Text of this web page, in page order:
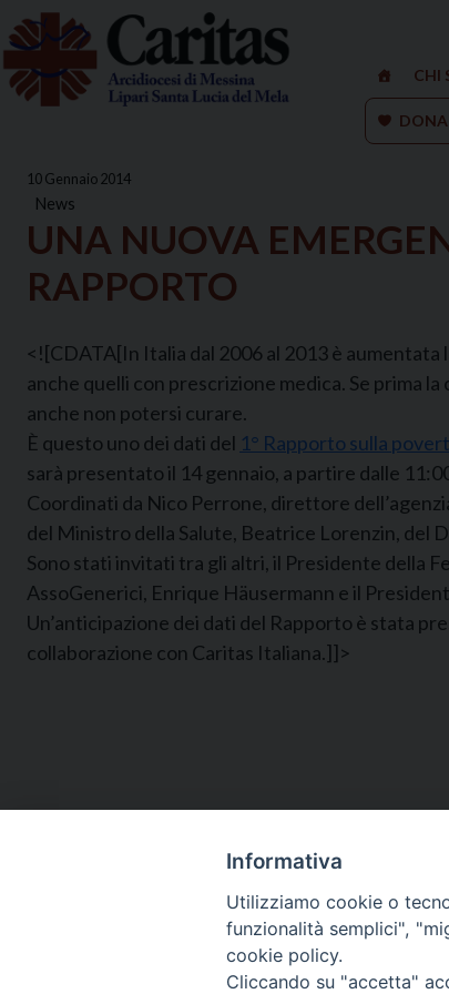
Skip
to
content
CHI
10 Gennaio 2014
News
UNA NUOVA
RAPPORTO
<![CDATA[In Italia dal 2006 al 2013 è
anche quelli con prescrizione medica. Se prima
anche non potersi curare.
È questo uno dei dati del 1° Rapporto sulla
sarà presentato il 14 gennaio, a partire dalle
Coordinati da Nico Perrone, direttore
del Ministro della Salute, Beatrice Lorenzin, del
Sono stati invitati tra gli altri, il Presidente della
AssoGenerici, Enrique Häusermann e il
Un’anticipazione dei dati del Rapporto è stata
collaborazione con Caritas Italiana.]]>
Informativa
Utilizziamo cookie o
funzionalità semplici",
cookie policy.
Cliccando su "accetta"